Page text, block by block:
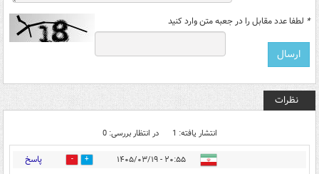
* لطفا عدد مقابل را در جعبه متن وارد کنید
نظرات
انتشار یافته: 1 در انتظار بررسی: 0
۲۰:۵۵ - ۱۴۰۵/۰۳/۱۹ 0 پاسخ